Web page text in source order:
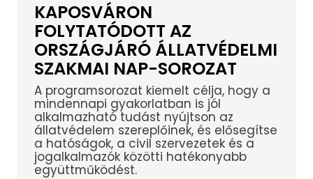
KAPOSVÁRON
FOLYTATÓDOTT AZ
ORSZÁGJÁRÓ ÁLLATVÉDELMI
SZAKMAI NAP-SOROZAT
A programsorozat kiemelt célja, hogy a
mindennapi gyakorlatban is jól
alkalmazható tudást nyújtson az
állatvédelem szereplőinek, és elősegítse
a hatóságok, a civil szervezetek és a
jogalkalmazók közötti hatékonyabb
együttműködést.